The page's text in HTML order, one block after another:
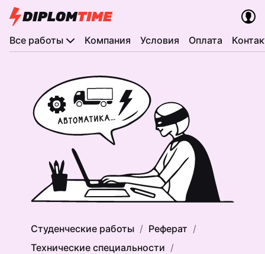
Все работы Компания Условия Оплата
Студенческие работы
Реферат
Технические специальности